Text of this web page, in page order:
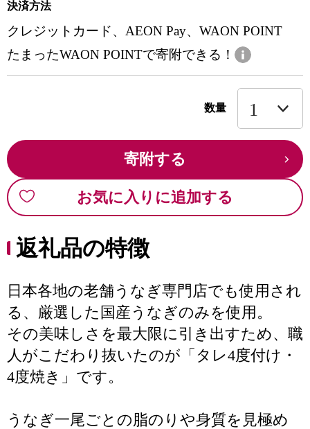
決済方法
クレジットカード、AEON Pay、WAON POINT
たまったWAON POINTで寄附できる！
数量
寄附する
お気に入りに追加する
返礼品の特徴
日本各地の老舗うなぎ専門店でも使用され
る、厳選した国産うなぎのみを使用。
その美味しさを最大限に引き出すため、職
人がこだわり抜いたのが「タレ4度付け・
4度焼き」です。
うなぎ一尾ごとの脂のりや身質を見極め